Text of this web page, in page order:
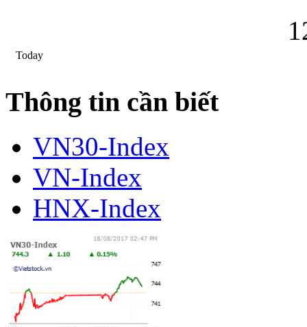
1
Today
Thông tin cần biết
VN30-Index
VN-Index
HNX-Index